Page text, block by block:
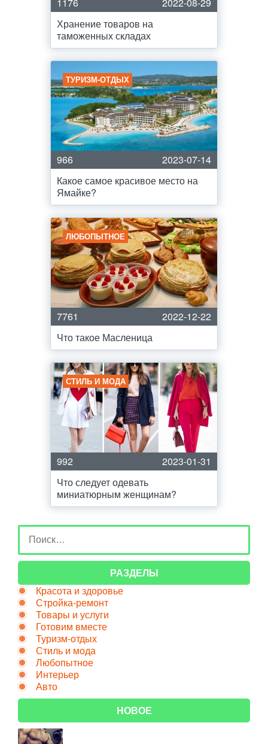
Хранение товаров на
таможенных складах
ТУРИЗМ-ОТДЫХ
966
2023-07-14
Какое самое красивое место на
Ямайке?
ЛЮБОПЫТНОЕ
7761
2022-12-22
Что такое Масленица
СТИЛЬ И МОДА
992
2023-01-31
Что следует одевать
миниатюрным женщинам?
РАЗДЕЛЫ
Красота и здоровье
Стройка-ремонт
Товары и услуги
Готовим вместе
Туризм-отдых
Стиль и мода
Любопытное
Интерьер
Авто
НОВОЕ